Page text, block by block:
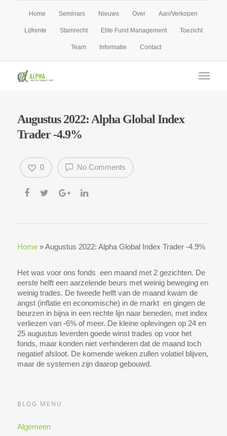
Home Seminars Nieuws Over Aan/Verkopen
Lijfrente Stamrecht Elite Fund Management Toezicht
Team Informatie Contact
Augustus 2022: Alpha Global Index
Trader -4.9%
No Comments
0
Home»Augustus 2022: Alpha Global Index Trader -4.9%
Het was voor ons fonds een maand met 2 gezichten. De
eerste helft een aarzelende beurs met weinig beweging en
weinig trades. De tweede helft van de maand kwam de
angst (inflatie en economische) in de markt en gingen de
beurzen in bijna in een rechte lijn naar beneden, met index
verliezen van -6% of meer. De kleine oplevingen op 24 en
25 augustus leverden goede winst trades op voor het
fonds, maar konden niet verhinderen dat de maand toch
negatief afsloot. De komende weken zullen volatiel blijven,
maar de systemen zijn daarop gebouwd.
BLOG MENU
Algemeen